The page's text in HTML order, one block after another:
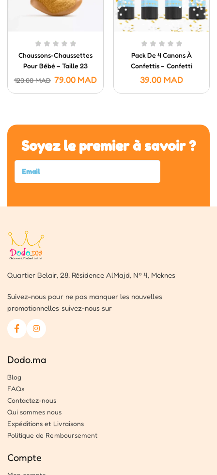
Chaussons-Chaussettes
Pour Bébé – Taille 23
120.00MAD 79.00 MAD
Pack De 4 Canons À
Confettis – Confetti
Poppers (20 Cm)
39.00 MAD
Soyez le premier à savoir ?
Quartier Belair, 28, Résidence AlMajd, Nº 4, Meknes
Suivez-nous pour ne pas manquer les nouvelles
promotionnelles suivez-nous sur
Dodo.ma
Blog
FAQs
Contactez-nous
Qui sommes nous
Expéditions et Livraisons
Politique de Remboursement
Compte